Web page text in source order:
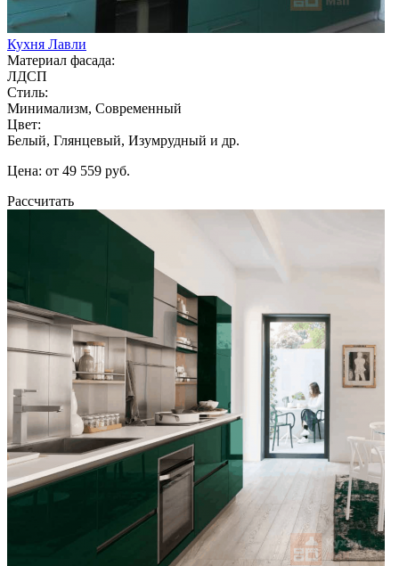
Кухня Лавли
Материал фасада:
ЛДСП
Стиль:
Минимализм, Современный
Цвет:
Белый, Глянцевый, Изумрудный и др.
Цена: от 49 559 руб.
Рассчитать